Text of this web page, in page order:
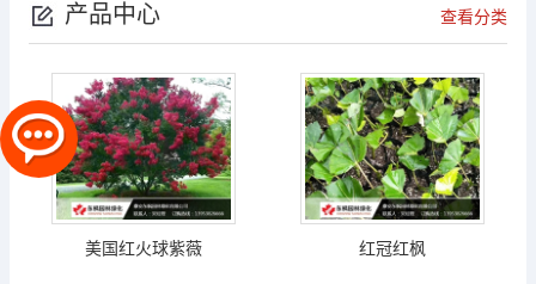
产品中心 查看分类
美国红火球紫薇 红冠红枫